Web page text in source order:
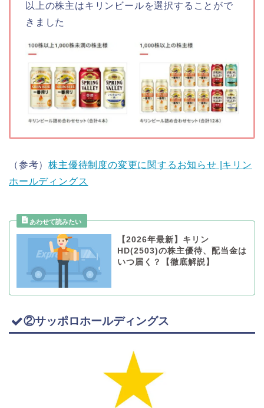
以上の株主はキリンビールを選択することがで
きました
（参考）株主優待制度の変更に関するお知らせ |キリン
ホールディングス
【2026年最新】キリン
HD(2503)の株主優待、配当金は
いつ届く？【徹底解説】
②サッポロホールディングス